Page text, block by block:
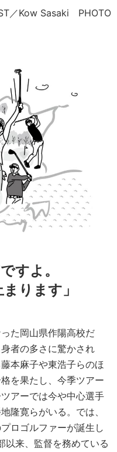
／Kow Sasaki PHOTO
すよ 。
ります」
た岡山県作陽高校だ
者の多さに驚かされ
本麻子や東浩子らのほ
を果たし、今季ツアー
アーでは今や中心選手
隆寛らがいる。では、
ロゴルファーが誕生し
来、監督を務めている